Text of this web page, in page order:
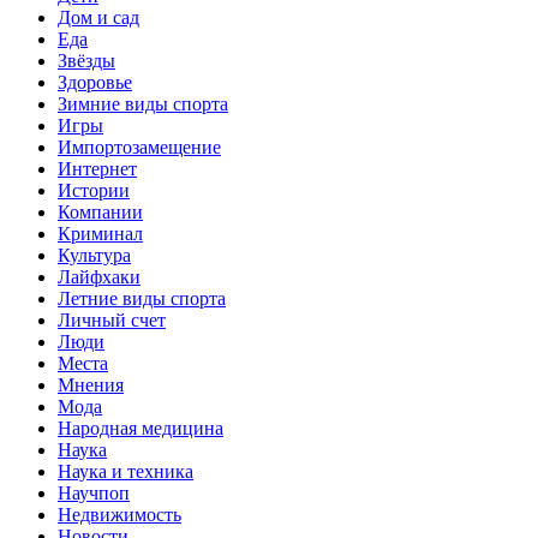
Дом и сад
Еда
Звёзды
Здоровье
Зимние виды спорта
Игры
Импортозамещение
Интернет
Истории
Компании
Криминал
Культура
Лайфхаки
Летние виды спорта
Личный счет
Люди
Места
Мнения
Мода
Народная медицина
Наука
Наука и техника
Научпоп
Недвижимость